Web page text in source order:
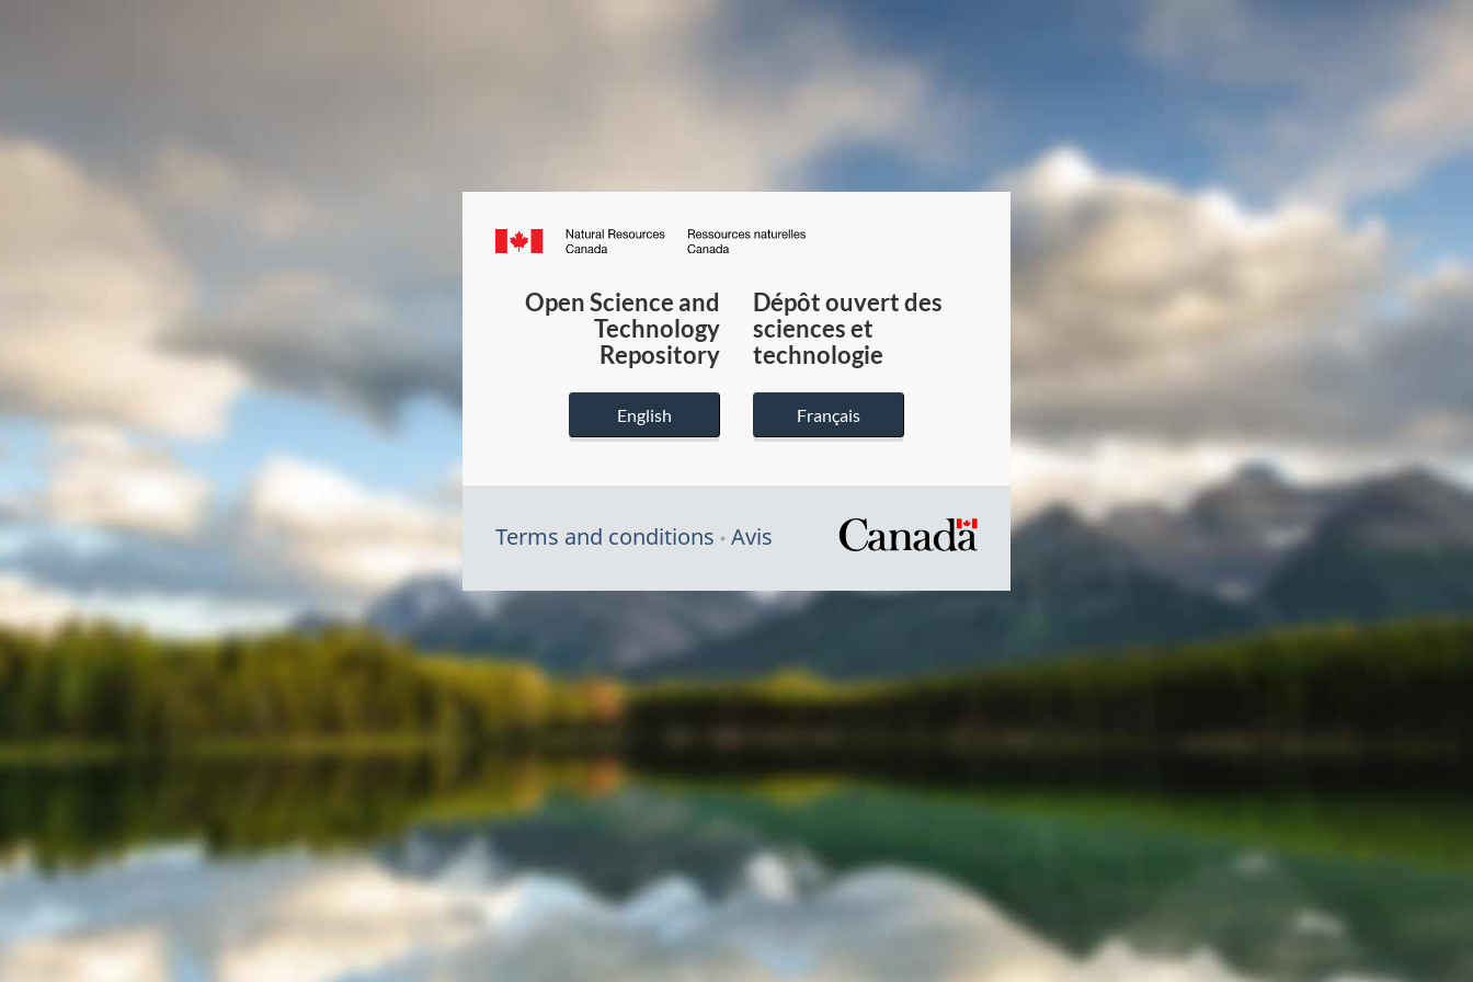
Canada.ca
du
Canada
Open Science and
Technology
Repository
English
Dépôt ouvert des
sciences et
technologie
Français
Terms and conditions Avis
/
gouvernement
du